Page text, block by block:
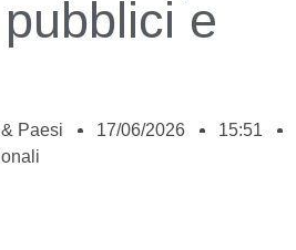
e
Paesi 17/06/2026
15:51